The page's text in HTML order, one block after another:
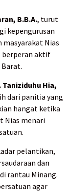
B.B.A., turut
kepengurusan
masyarakat Nias
berperan aktif
Taniziduhu Hia,
dari panitia yang
hangat ketika
Nias menari
pelantikan,
dan
rantau Minang.
agar